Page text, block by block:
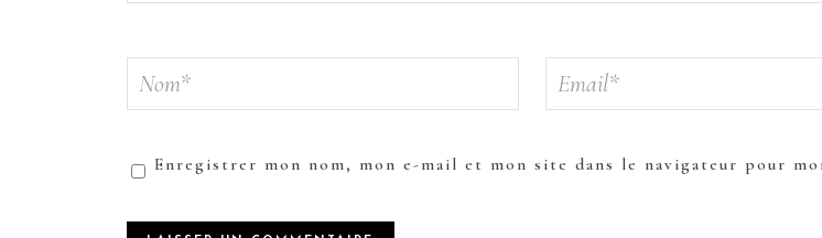
Enregistrer mon nom, mon e-mail et mon site dans le navigateur pour